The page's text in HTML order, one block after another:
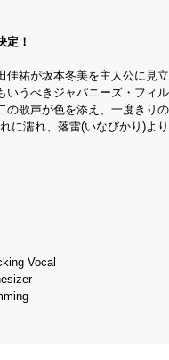
定！
祐が坂本冬美を主人公に見
うべきジャパニーズ・フィ
歌声が色を添え、一度きり
に濡れ、落雷(いなびかり)よ
Vocal